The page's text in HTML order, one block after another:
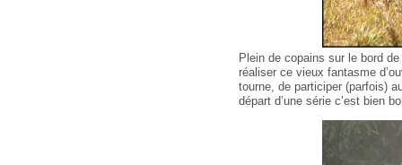
Plein de copains sur le bord
réaliser ce vieux fantasme
tourne, de participer (parfois)
départ d’une série c’est bien